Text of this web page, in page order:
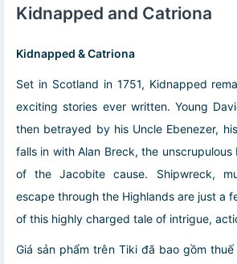
Kidnapped and Catriona
Kidnapped & Catriona
Set in Scotland in 1751, Kidnapped
exciting stories ever written. Young
then betrayed by his Uncle Ebenezer,
falls in with Alan Breck, the
of the Jacobite cause. Shipwreck,
escape through the Highlands are just a
of this highly charged tale of intrigue,
Giá sản phẩm trên Tiki đã bao gồm